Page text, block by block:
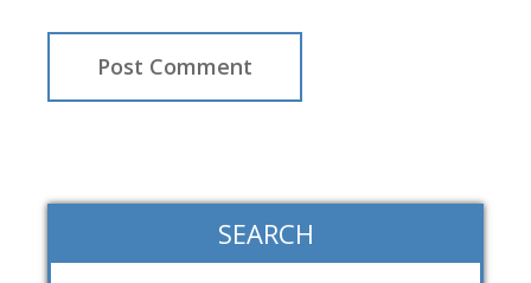
SEARCH